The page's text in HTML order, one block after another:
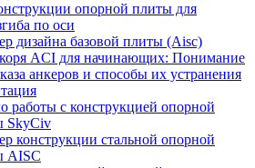
опорной плиты для
по оси
дизайна базовой плиты (Aisc)
ACI для начинающих: Понимание
анкеров и способы их устранения
работы с конструкцией опорной
SkyCiv
конструкции стальной опорной
AISC